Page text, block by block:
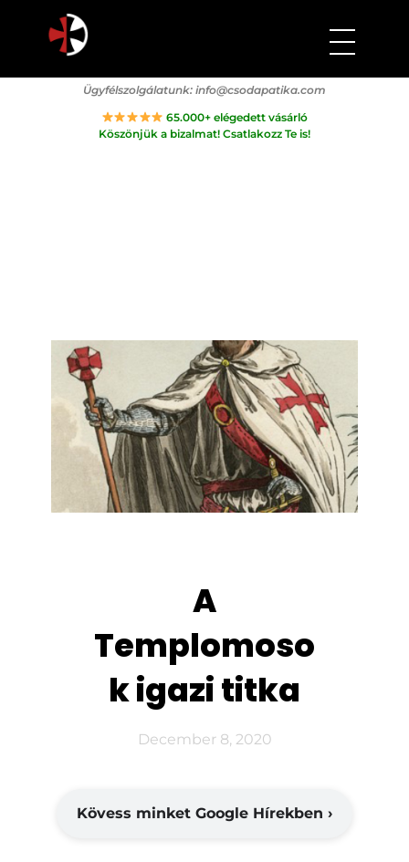
Csodapatika
Természet gyógyereje.
Ügyfélszolgálatunk: info@csodapatika.com
65.000+ elégedett vásárló
Köszönjük a bizalmat! Csatlakozz Te is!
A
Templomoso
k igazi titka
December 8, 2020
Kövess minket Google Hírekben ›